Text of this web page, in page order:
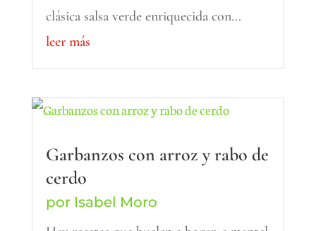
clásica salsa verde enriquecida con...
leer más
Garbanzos con arroz y rabo de
cerdo
por Isabel Moro